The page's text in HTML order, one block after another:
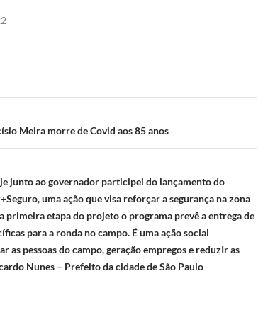
Meira morre de Covid aos 85 anos
junto ao governador participei do lançamento do
uma ação que visa reforçar a segurança na zona
primeira etapa do projeto o programa prevê a entrega de
para a ronda no campo. É uma ação social
as pessoas do campo, geração empregos e reduzIr as
Nunes – Prefeito da cidade de São Paulo